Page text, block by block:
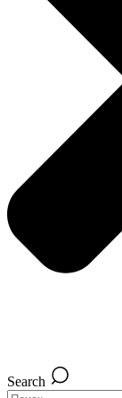
Search